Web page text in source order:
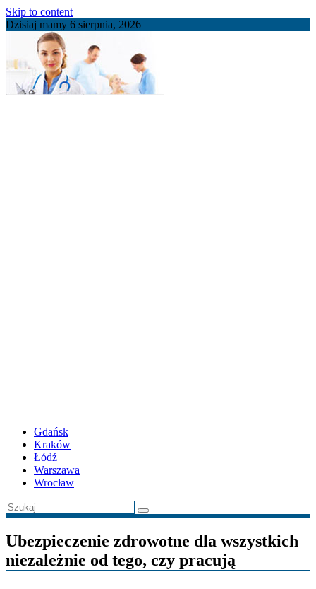
Skip to content
Dzisiaj mamy 6 sierpnia, 2026
Gdańsk
Kraków
Łódź
Warszawa
Wrocław
Ubezpieczenie zdrowotne dla wszystkich
niezależnie od tego, czy pracują